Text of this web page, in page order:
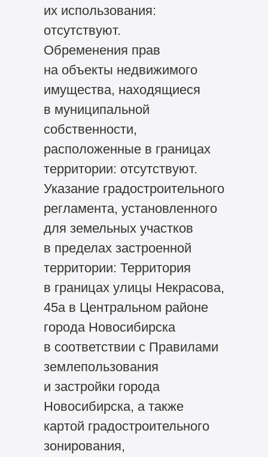
их использования:
отсутствуют.
Обременения прав
на объекты недвижимого
имущества, находящиеся
в муниципальной
собственности,
расположенные в границах
территории: отсутствуют.
Указание градостроительного
регламента, установленного
для земельных участков
в пределах застроенной
территории: Территория
в границах улицы Некрасова,
45а в Центральном районе
города Новосибирска
в соответствии с Правилами
землепользования
и застройки города
Новосибирска, а также
картой градостроительного
зонирования,